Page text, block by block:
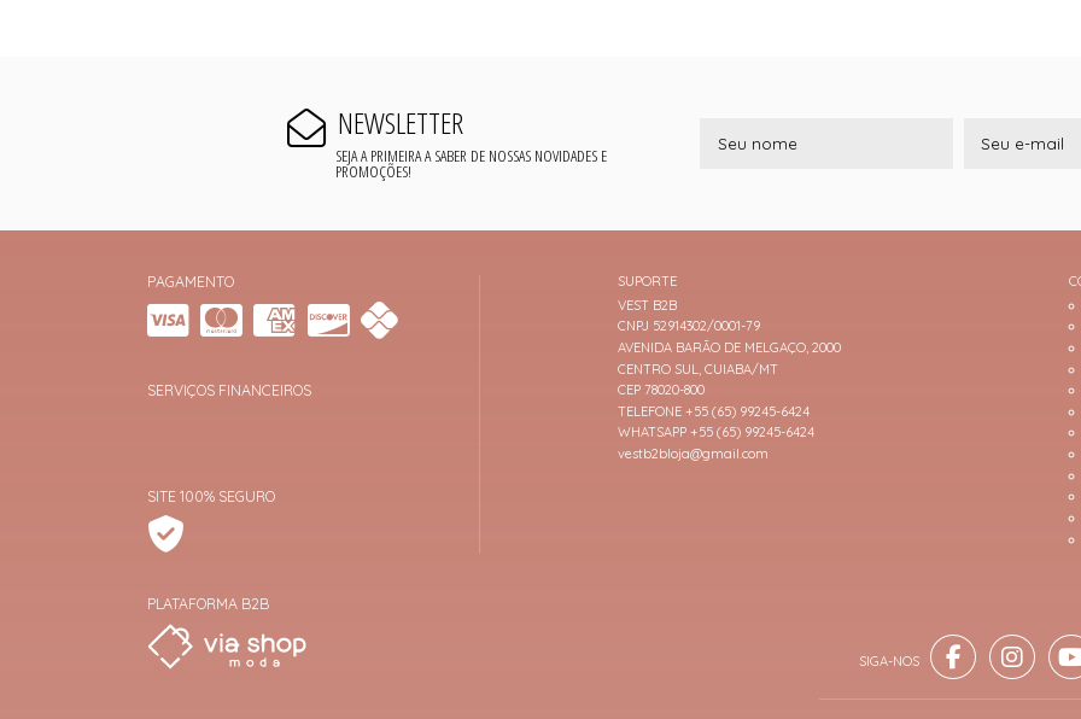
NEWSLETTER
SEJA A PRIMEIRA A SABER DE NOSSAS NOVIDADES E
PROMOÇÕES!
PAGAMENTO
SERVIÇOS FINANCEIROS
SITE 100% SEGURO
PLATAFORMA B2B
SUPORTE
VEST B2B
CNPJ 52914302/0001-79
AVENIDA BARÃO DE MELGAÇO, 2000
CENTRO SUL, CUIABA/MT
CEP 78020-800
TELEFONE +55 (65) 99245-6424
WHATSAPP +55 (65) 99245-6424
vestb2bloja@gmail.com